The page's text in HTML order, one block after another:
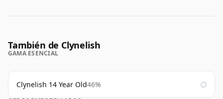
También de Clynelish
GAMA ESENCIAL
Clynelish 14 Year Old46%